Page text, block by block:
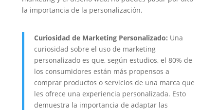
la importancia de la personalización.
Curiosidad de Marketing Personalizado: Una
curiosidad sobre el uso de marketing
personalizado es que, según estudios, el 80% de
los consumidores están más propensos a
comprar productos o servicios de una marca que
les ofrece una experiencia personalizada. Esto
demuestra la importancia de adaptar las